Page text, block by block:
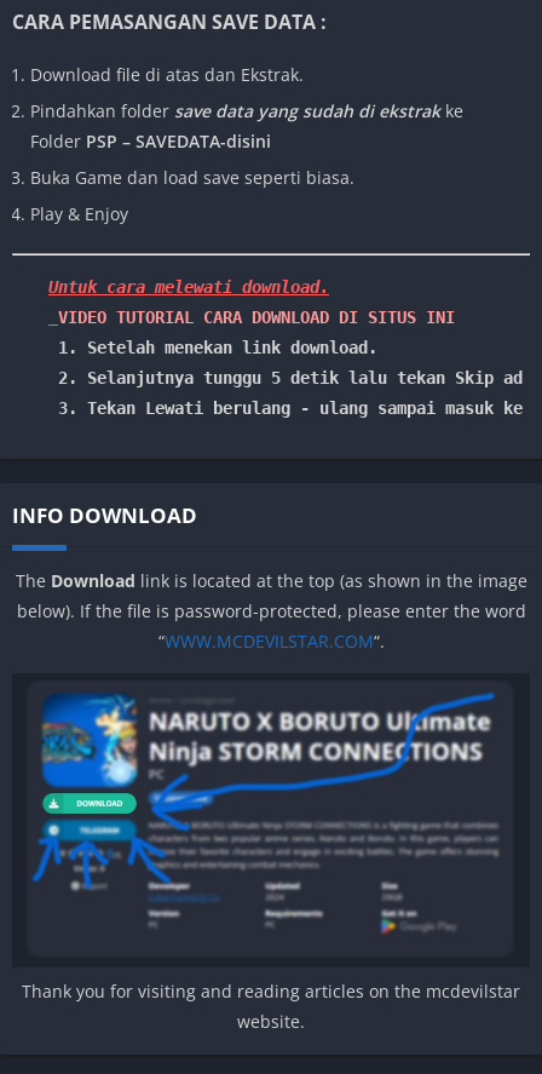
CARA PEMASANGAN SAVE DATA :
Download file di atas dan Ekstrak.
Pindahkan folder save data yang sudah di ekstrakke
Folder PSP – SAVEDATA-disini
Buka Game dan load save seperti biasa.
Play & Enjoy
Untuk cara melewati download.
VIDEO TUTORIAL CARA DOWNLOAD DI SITUS INI
1. Setelah menekan link download.
2. Selanjutnya tunggu 5 detik lalu tekan Skip ad
3. Tekan Lewati berulang - ulang sampai masuk
INFO DOWNLOAD
The Download link is located at the top (as shown in the image
below). If the file is password-protected, please enter the word
“WWW.MCDEVILSTAR.COM“.
Thank you for visiting and reading articles on the mcdevilstar
website.